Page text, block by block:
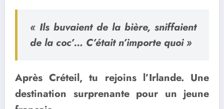
« Ils buvaient de la bière, sniffaient
de la coc’… C’était n’importe quoi »
Après Créteil, tu rejoins l’Irlande. Une
destination surprenante pour un jeune